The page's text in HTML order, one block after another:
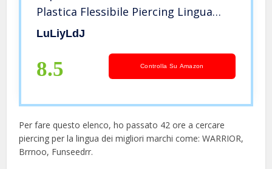
Plastica Flessibile Piercing Lingua
Bilanciere
LuLiyLdJ
8.5 Controlla Su Amazon
Per fare questo elenco, ho passato 42 ore a cercare
piercing per la lingua dei migliori marchi come: WARRIOR,
Brrnoo, Funseedrr.